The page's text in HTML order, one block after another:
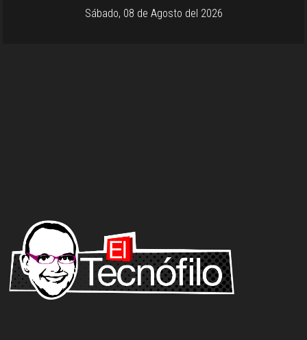
Sábado, 08 de Agosto del 2026